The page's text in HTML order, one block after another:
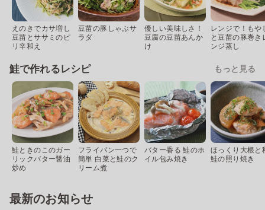
えのきでカサ増し
豆苗とササミのピ
リ辛和え
豆苗の豚しゃぶサ
ラダ
優しい美味しさ！
豆腐の豆苗あんか
け
レンジで！もや
と豆苗の豚巻き
ンジ蒸し
鮭で作れるレシピ もっと見る
鮭ときのこのガー
リックバター醤油
炒め
フライパン一つで
簡単 白菜と鮭のク
リーム煮
バター香る 鮭のホ
イル包み焼き
ほっくり大根と
鮭の照り焼き
最新のお知らせ